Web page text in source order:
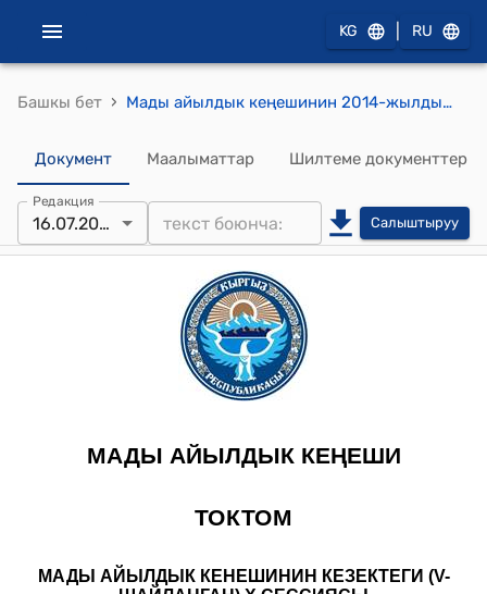
KG RU
Башкы бет › Мады айылдык кеңешинин 2014-жылдын 16-июлундагы № 10/47 "Мады айыл ѳкмѳтγндѳ салык тѳлѳмдѳрγнγн ѳндγрγлγшγнγн абалы, патентик салыктын ѳндγрγлγшγ, мектеп, бала бакчалардын кышка даярдыгы, электр энергиясын сарамжалдуу пайдалануу, "Таза Булак Суу» ичγγчγ суу керектѳѳчγлѳрдγн коомдук бирикмесин тарарбынан сунушталган ичγγчγ сууга болгон тарифтерди бекитγγ жѳнγндѳ" токтому
Документ Маалыматтар Шилтеме документтер
Редакция
16.07.2014 Салыштыруу